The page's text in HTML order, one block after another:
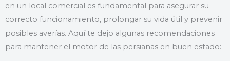
en un local comercial es fundamental para asegurar su
correcto funcionamiento, prolongar su vida útil y prevenir
posibles averías. Aquí te dejo algunas recomendaciones
para mantener el motor de las persianas en buen estado: